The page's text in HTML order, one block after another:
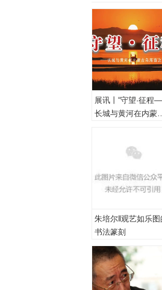
展讯丨“守望·征
长城与黄河在内蒙
朱培尔‖观艺如乐图
书法篆刻